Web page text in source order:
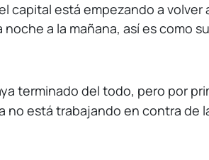
capital está empezando a volver
a la mañana, así es como
terminado del todo, pero por
no está trabajando en contra de